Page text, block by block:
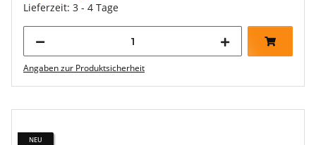
Lieferzeit: 3 - 4 Tage
Angaben zur Produktsicherheit
NEU